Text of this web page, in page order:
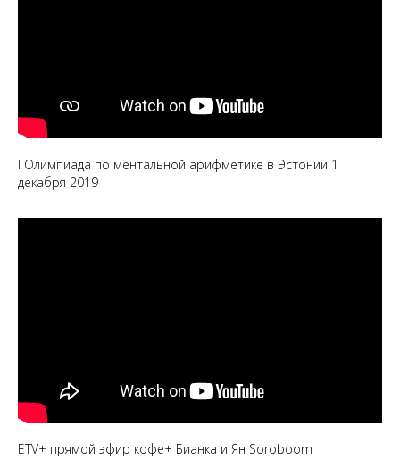
I Олимпиада по ментальной арифметике в Эстонии 1
декабря 2019
ETV+ прямой эфир кофе+ Бианка и Ян Soroboom